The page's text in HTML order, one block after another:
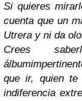
Si quieres
cuenta que un
Utrera y ni da
Crees
álbum
que ir, quien te
indiferencia